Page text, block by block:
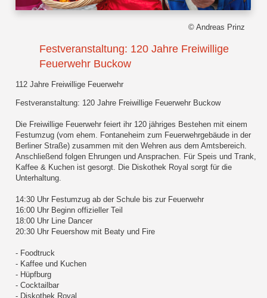
© Andreas Prinz
Festveranstaltung: 120 Jahre Freiwillige
Feuerwehr Buckow
112 Jahre Freiwillige Feuerwehr
Festveranstaltung: 120 Jahre Freiwillige Feuerwehr Buckow
Die Freiwillige Feuerwehr feiert ihr 120 jähriges Bestehen mit einem
Festumzug (vom ehem. Fontaneheim zum Feuerwehrgebäude in der
Berliner Straße) zusammen mit den Wehren aus dem Amtsbereich.
Anschließend folgen Ehrungen und Ansprachen. Für Speis und Trank,
Kaffee & Kuchen ist gesorgt. Die Diskothek Royal sorgt für die
Unterhaltung.
14:30 Uhr Festumzug ab der Schule bis zur Feuerwehr
16:00 Uhr Beginn offizieller Teil
18:00 Uhr Line Dancer
20:30 Uhr Feuershow mit Beaty und Fire
- Foodtruck
- Kaffee und Kuchen
- Hüpfburg
- Cocktailbar
- Diskothek Royal